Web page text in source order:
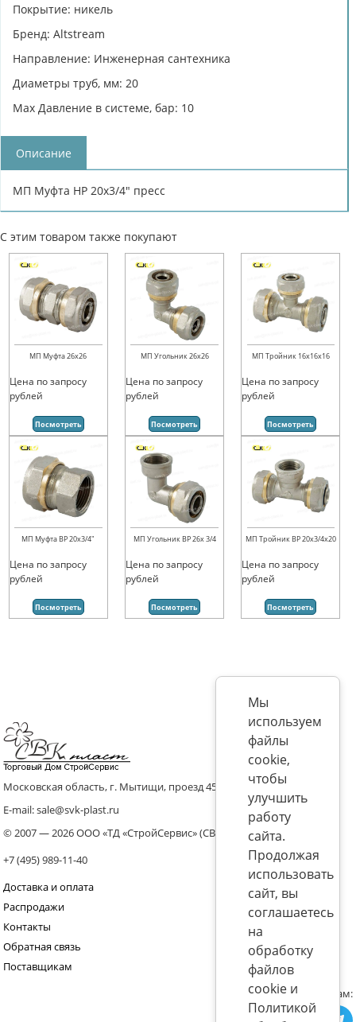
Покрытие: никель
Бренд: Altstream
Направление: Инженерная сантехника
Диаметры труб, мм: 20
Max Давление в системе, бар: 10
Описание
МП Муфта НР 20х3/4" пресс
С этим товаром также покупают
МП Муфта 26х26
Цена по запросу
рублей
Посмотреть
МП Угольник 26х26
Цена по запросу
рублей
Посмотреть
МП Тройник 16х16х16
Цена по запросу
рублей
Посмотреть
МП Муфта ВР 20х3/4"
Цена по запросу
рублей
Посмотреть
МП Угольник ВР 26х 3/4
Цена по запросу
рублей
Посмотреть
МП Тройник ВР 20х3/4х20
Цена по запросу
рублей
Посмотреть
Московская область, г. Мытищи, проезд 4536 владение 8, стр.10
E-mail: sale@svk-plast.ru
© 2007 — 2026 ООО «ТД «СтройСервис» (СВК)
+7 (495) 989-11-40
Доставка и оплата
Распродажи
Контакты
Обратная связь
Поставщикам
Присоединяйтесь к нам:
Мы
используем
файлы
cookie,
чтобы
улучшить
работу
сайта.
Продолжая
использовать
сайт, вы
соглашаетесь
на
обработку
файлов
cookie и
Политикой